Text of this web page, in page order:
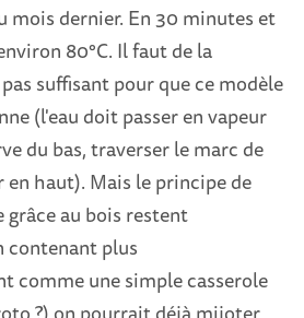
mois dernier. En 30 minutes et
80°C. Il faut de la
suffisant pour que ce modèle
(l'eau doit passer en vapeur
du bas, traverser le marc de
en haut). Mais le principe de
au bois restent
contenant plus
comme une simple casserole